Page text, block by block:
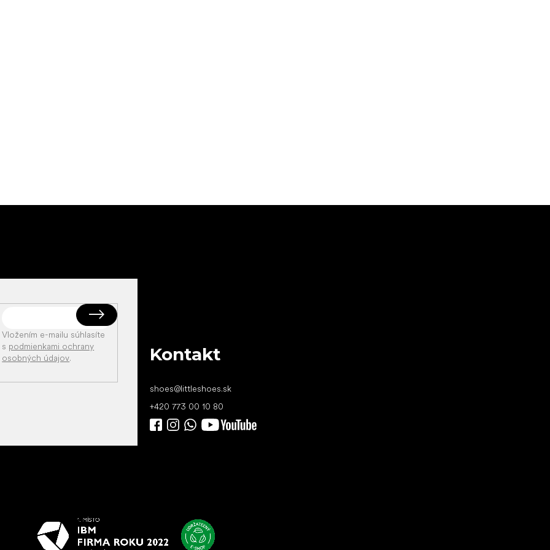
Vložením e-mailu súhlasíte
s podmienkami ochrany
osobných údajov. Kontakt
shoes@littleshoes.sk
+420 773 00 10 80